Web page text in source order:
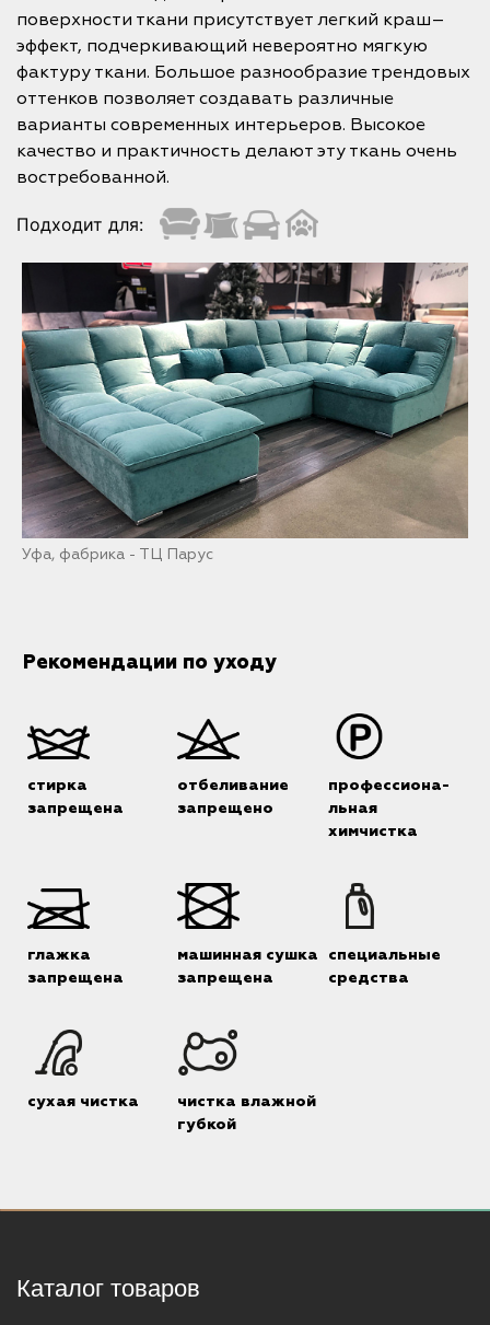
поверхности ткани присутствует легкий краш–
эффект, подчеркивающий невероятно мягкую
фактуру ткани. Большое разнообразие трендовых
оттенков позволяет создавать различные
варианты современных интерьеров. Высокое
качество и практичность делают эту ткань очень
востребованной.
Подходит для:
Уфа, фабрика - ТЦ Парус
Рекомендации по уходу
стирка
запрещена
отбеливание
запрещено
профессиона-
льная
химчистка
глажка
запрещена
машинная сушка
запрещена
специальные
средства
сухая чистка
чистка влажной
губкой
Каталог товаров